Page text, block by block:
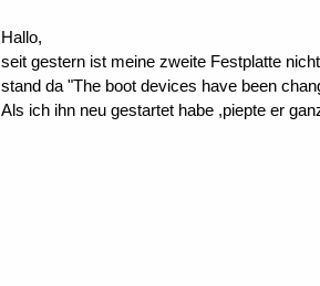
Hallo,
seit gestern ist meine zweite Festplatte
stand da "The boot devices have been
Als ich ihn neu gestartet habe ,piepte er